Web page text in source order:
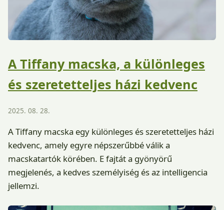
A Tiffany macska, a különleges
és szeretetteljes házi kedvenc
2025. 08. 28.
A Tiffany macska egy különleges és szeretetteljes házi
kedvenc, amely egyre népszerűbbé válik a
macskatartók körében. E fajtát a gyönyörű
megjelenés, a kedves személyiség és az intelligencia
jellemzi.